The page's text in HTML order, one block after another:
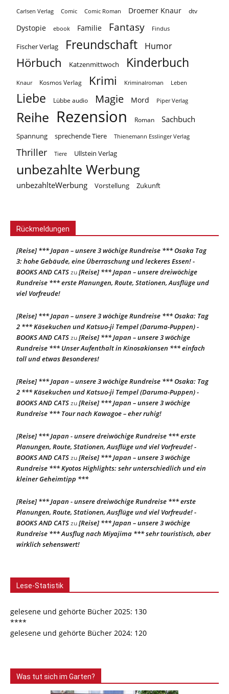
Carlsen Verlag Comic Comic Roman Droemer Knaur dtv
Dystopie ebook Familie Fantasy Findus
Fischer Verlag Freundschaft Humor
Hörbuch Katzenmittwoch Kinderbuch
Knaur Kosmos Verlag Krimi Kriminalroman Leben
Liebe Lübbe audio Magie Mord Piper Verlag
Reihe Rezension Roman Sachbuch
Spannung sprechende Tiere Thienemann Esslinger Verlag
Thriller Tiere Ullstein Verlag
unbezahlte Werbung
unbezahlteWerbung Vorstellung Zukunft
Rückmeldungen
[Reise] *** Japan – unsere 3 wöchige Rundreise *** Osaka Tag
3: hohe Gebäude, eine Überraschung und leckeres Essen! -
BOOKS AND CATSzu[Reise] *** Japan – unsere dreiwöchige
Rundreise *** erste Planungen, Route, Stationen, Ausflüge und
viel Vorfreude!
[Reise] *** Japan – unsere 3 wöchige Rundreise *** Osaka: Tag
2 *** Käsekuchen und Katsuo-ji Tempel (Daruma-Puppen) -
BOOKS AND CATSzu[Reise] *** Japan – unsere 3 wöchige
Rundreise *** Unser Aufenthalt in Kinosakionsen *** einfach
toll und etwas Besonderes!
[Reise] *** Japan – unsere 3 wöchige Rundreise *** Osaka: Tag
2 *** Käsekuchen und Katsuo-ji Tempel (Daruma-Puppen) -
BOOKS AND CATSzu[Reise] *** Japan – unsere 3 wöchige
Rundreise *** Tour nach Kawagoe – eher ruhig!
[Reise] *** Japan - unsere dreiwöchige Rundreise *** erste
Planungen, Route, Stationen, Ausflüge und viel Vorfreude! -
BOOKS AND CATSzu[Reise] *** Japan – unsere 3 wöchige
Rundreise *** Kyotos Highlights: sehr unterschiedlich und ein
kleiner Geheimtipp ***
[Reise] *** Japan - unsere dreiwöchige Rundreise *** erste
Planungen, Route, Stationen, Ausflüge und viel Vorfreude! -
BOOKS AND CATSzu[Reise] *** Japan – unsere 3 wöchige
Rundreise *** Ausflug nach Miyajima *** sehr touristisch, aber
wirklich sehenswert!
Lese-Statistik
gelesene und gehörte Bücher 2025: 130
****
gelesene und gehörte Bücher 2024: 120
Was tut sich im Garten?